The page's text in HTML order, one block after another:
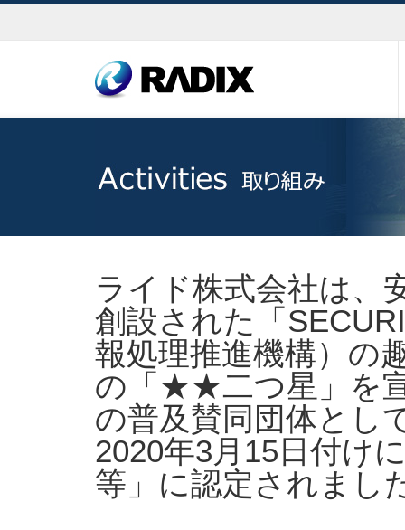
ライド株式会社は、
創設された「
報処理推進機構）の
の「★★二つ星」を
の普及賛同団体とし
2020年3月15日付け
等」に認定されまし